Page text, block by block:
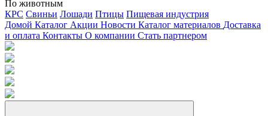
По животным
КРС Свиньи Лошади Птицы Пищевая индустрия
Домой Каталог Акции Новости Каталог материалов Доставка
и оплата Контакты О компании Стать партнером